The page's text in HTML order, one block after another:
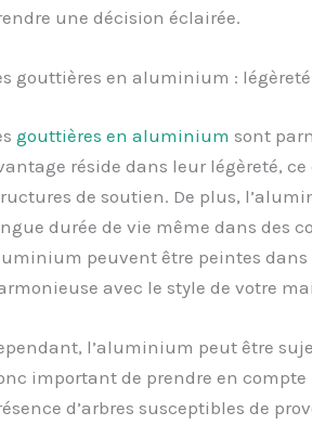
une décision éclairée.
gouttières en aluminium :
gouttières en aluminium sont
réside dans leur légèreté,
de soutien. De plus,
durée de vie même dans des
peuvent être peintes
avec le style de votre
l’aluminium peut être
important de prendre en
d’arbres susceptibles de